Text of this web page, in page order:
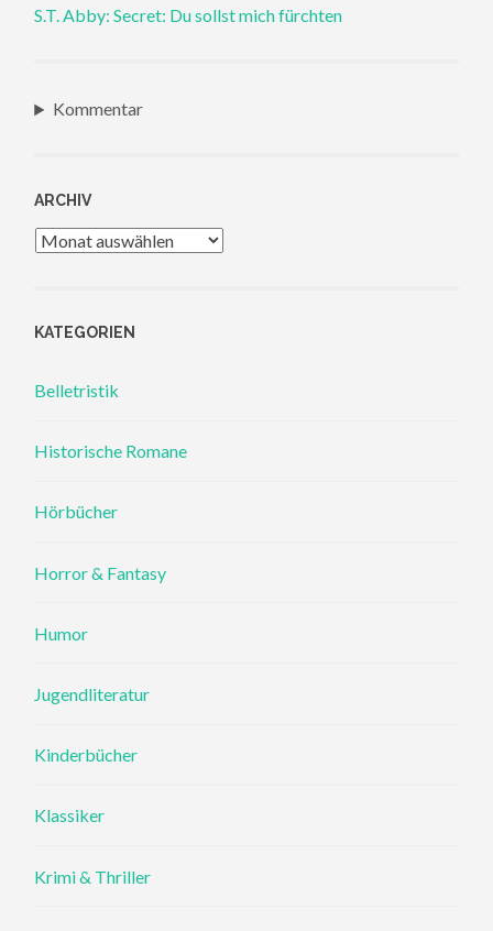
S.T. Abby: Secret: Du sollst mich fürchten
Kommentar
ARCHIV
Archiv
KATEGORIEN
Belletristik
Historische Romane
Hörbücher
Horror & Fantasy
Humor
Jugendliteratur
Kinderbücher
Klassiker
Krimi & Thriller